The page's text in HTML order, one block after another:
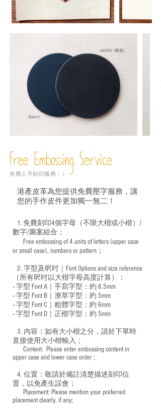
Free Embossing Service
免費人手刻印服務：）
港產皮革為您提供免費壓字服務，讓
您的手作皮件更加獨一無二！
1. 免費刻印4個字母（不限大楷或小楷）/
數字/圖案組合；
Free embossing of 4 units of letters (upper case
or small case), numbers or pattern；
2. 字型及呎吋｜ Font Options and size reference
（所有呎吋以大楷字母高度計算）：
-- 字型 Font A｜手寫字型：約 6.5mm
-- 字型 Font B｜潦草字型： 約 5mm
-- 字型 Font C｜粗體字型：約 6mm
-- 字型 Font D｜正楷字型： 約 5mm
3. 內容：如有大小楷之分，請於下單時
直接使用大小楷輸入；
​ Content: Please enter embossing content in
upper case and lower case order ;
4. 位置：敬請於備註清楚描述刻印位
置，以免產生誤會；
​ Placement: Please mention your preferred
placement clearly, if any;